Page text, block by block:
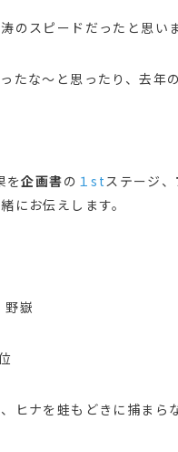
のスピードだったと思いま
たな～と思ったり、去年
を企画書の １stステージ、
にお伝えします。
野嶽
ヒナを蛙もどきに捕まら